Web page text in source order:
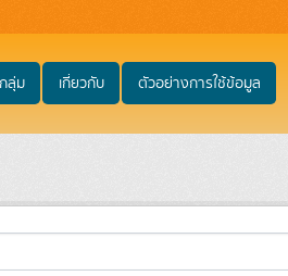
กลุ่ม เกี่ยวกับ ตัวอย่างการใช้ข้อมูล